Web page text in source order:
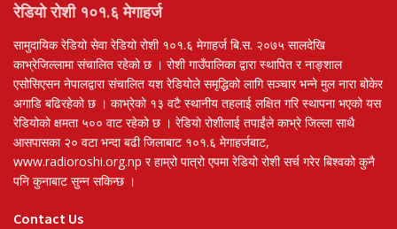
रेडियो रोशी १०१.६ मेगाहर्ज
सामुदायिक रेडियो सेवा रेडियो रोशी १०१.६ मेगाहर्ज बि.स. २०७५ सालदेखि
काभ्रेजिल्लामा संचालित रहेको छ । रोशी गाउँपालिका द्वारा स्थापित र नाङ्शाल
एसोसिएसन नेपालद्वारा संचालित यश रेडियोले समृद्धिको लागि सञ्चार भन्ने मुल नारा बोकेर
अगाडि बढिरहेको छ । काभ्रेको १३ वटै स्थानीय तहलाई लक्षित गरि स्थापना भएको यस
रेडियोको क्षमता ५०० वाट रहेको छ । रेडियो रोशीलाई तपाईंले काभ्रे जिल्ला साथै
आसपासका २० वटा भन्दा बढी जिलाबाट १०१.६ मेगाहर्जबाट,
www.radioroshi.org.np र हाम्रो पात्रो एपमा रेडियो रोशी सर्च गरेर बिश्वको कुनै
पनि कुनाबाट सुन्न सकिन्छ ।
Contact Us